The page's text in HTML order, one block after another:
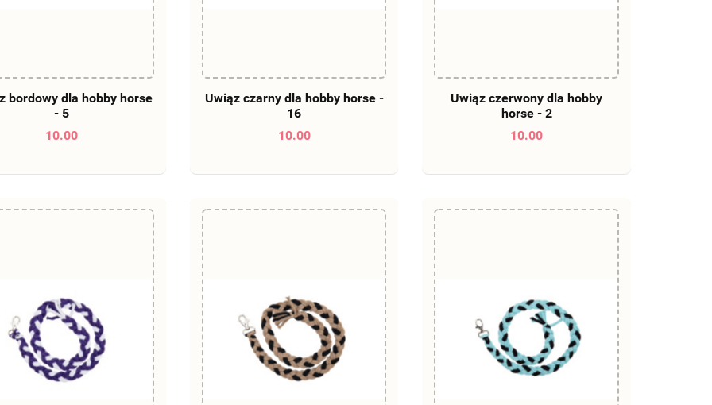
DO KOSZYKA
bordowy dla hobby horse
- 5
10.00
DO KOSZYKA
Uwiąz czarny dla hobby horse -
16
10.00
DO KOSZYKA
Uwiąz czerwony dla hobby
horse - 2
10.00